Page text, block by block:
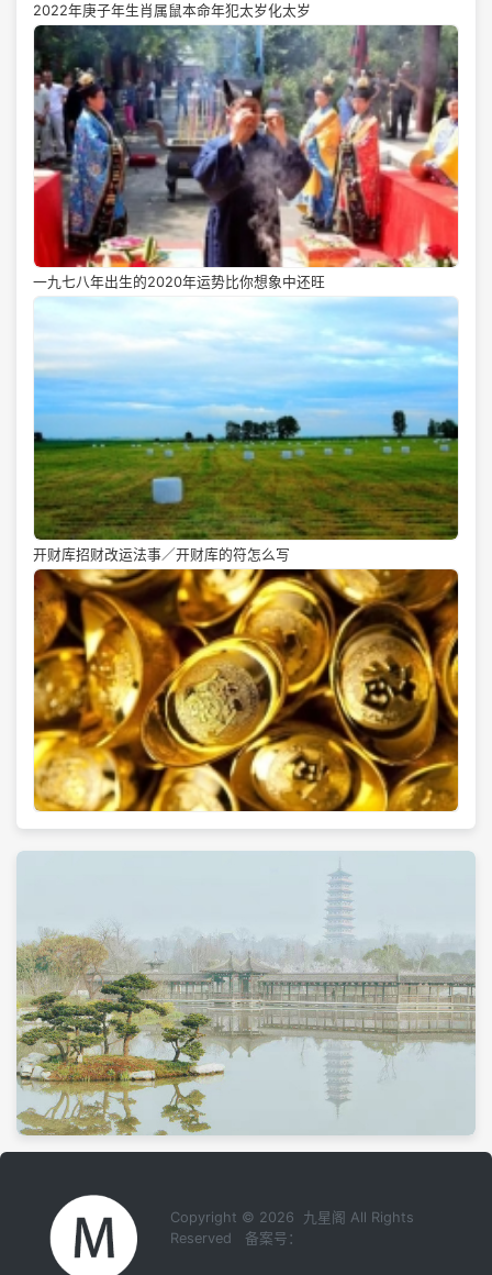
2022年庚子年生肖属鼠本命年犯太岁化太岁
一九七八年出生的2020年运势比你想象中还旺
开财库招财改运法事／开财库的符怎么写
Copyright © 2026 九星阁 All Rights
Reserved 备案号：